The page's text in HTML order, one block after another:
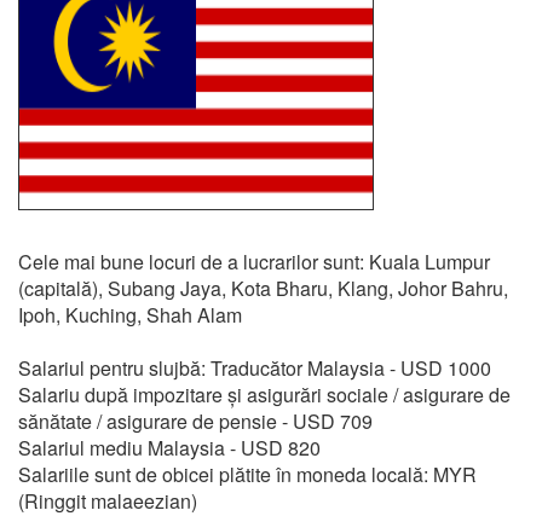
Cele mai bune locuri de a lucrarilor sunt: Kuala Lumpur
(capitală), Subang Jaya, Kota Bharu, Klang, Johor Bahru,
Ipoh, Kuching, Shah Alam
Salariul pentru slujbă: Traducător Malaysia - USD 1000
Salariu după impozitare și asigurări sociale / asigurare de
sănătate / asigurare de pensie - USD 709
Salariul mediu Malaysia - USD 820
Salariile sunt de obicei plătite în moneda locală: MYR
(Ringgit malaeezian)